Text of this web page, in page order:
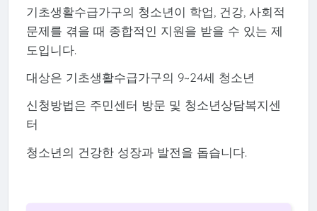
기초생활수급가구의 청소년이 학업, 건강, 사회적
문제를 겪을 때 종합적인 지원을 받을 수 있는 제
도입니다.
대상은 기초생활수급가구의 9~24세 청소년
신청방법은 주민센터 방문 및 청소년상담복지센
터
청소년의 건강한 성장과 발전을 돕습니다.